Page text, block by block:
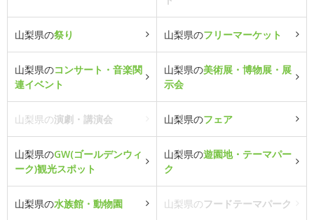
山梨県の祭り 山梨県のフリーマーケット
山梨県のコンサート・音楽関
連イベント
山梨県の美術展・博物展・展
示会
山梨県の演劇・講演会 山梨県のフェア
山梨県のGW(ゴールデンウィ
ーク)観光スポット
山梨県の遊園地・テーマパー
ク
山梨県の水族館・動物園 山梨県のフードテーマパーク